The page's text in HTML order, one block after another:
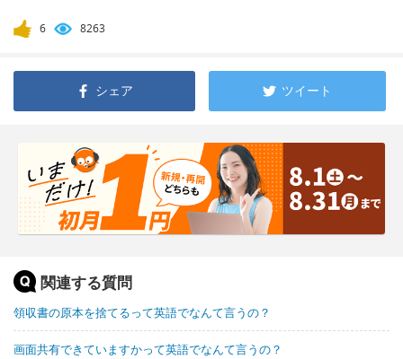
6 8263
シェア ツイート
関連する質問
領収書の原本を捨てるって英語でなんて言うの？
画面共有できていますかって英語でなんて言うの？